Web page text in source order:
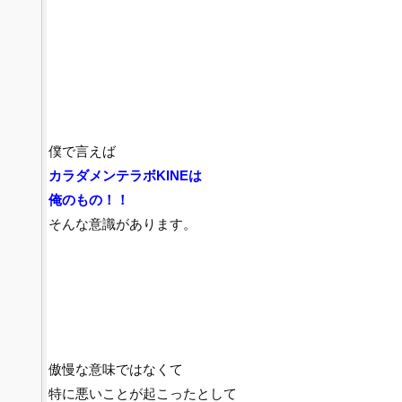
僕で言えば
カラダメンテラボKINEは
俺のもの！！
そんな意識があります。
傲慢な意味ではなくて
特に悪いことが起こったとして